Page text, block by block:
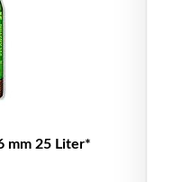
mm 25 Liter*